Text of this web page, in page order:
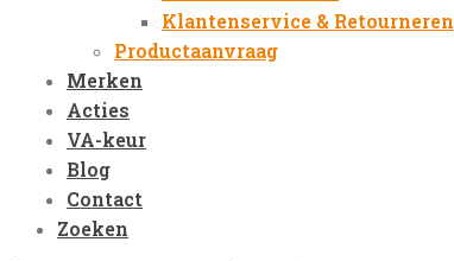
Klantenservice & Retourneren
Productaanvraag
Merken
Acties
VA-keur
Blog
Contact
Zoeken